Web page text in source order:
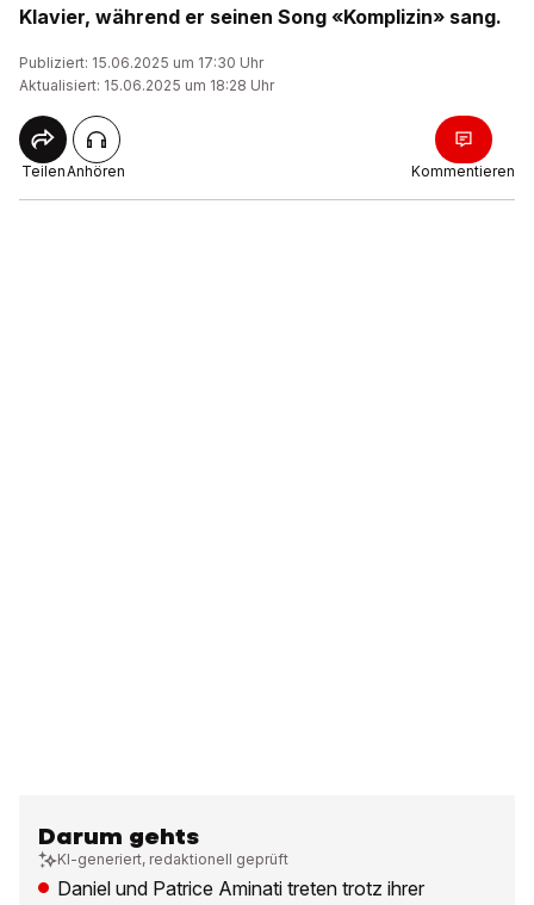
Klavier, während er seinen Song «Komplizin» sang.
Publiziert: 15.06.2025 um 17:30 Uhr
Aktualisiert: 15.06.2025 um 18:28 Uhr
TeilenAnhören Kommentieren
Darum gehts
KI-generiert, redaktionell geprüft
Daniel und Patrice Aminati treten trotz ihrer